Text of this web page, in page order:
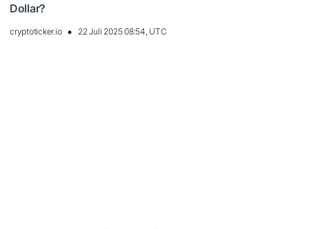
Dollar?
cryptoticker.io 22 Juli 2025 08:54, UTC